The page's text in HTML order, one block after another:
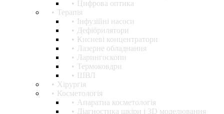
Цифрова оптика
Терапія
Інфузійні насоси
Дефібрилятори
Кисневі концентратори
Лазерне обладнання
Ларингоскопи
Термоковдри
ШВЛ
Хірургія
Косметологія
Апаратна косметологія
Діагностика шкіри і 3D моделювання